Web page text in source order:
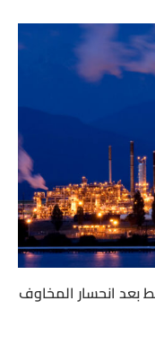
بعد انحسار المخاوف